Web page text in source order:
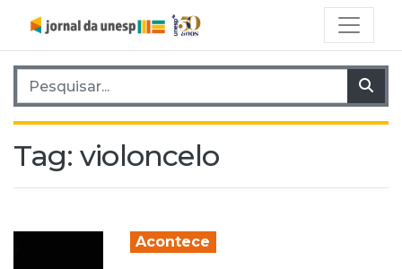
Pesquisar por:
Tag: violoncelo
Acontece